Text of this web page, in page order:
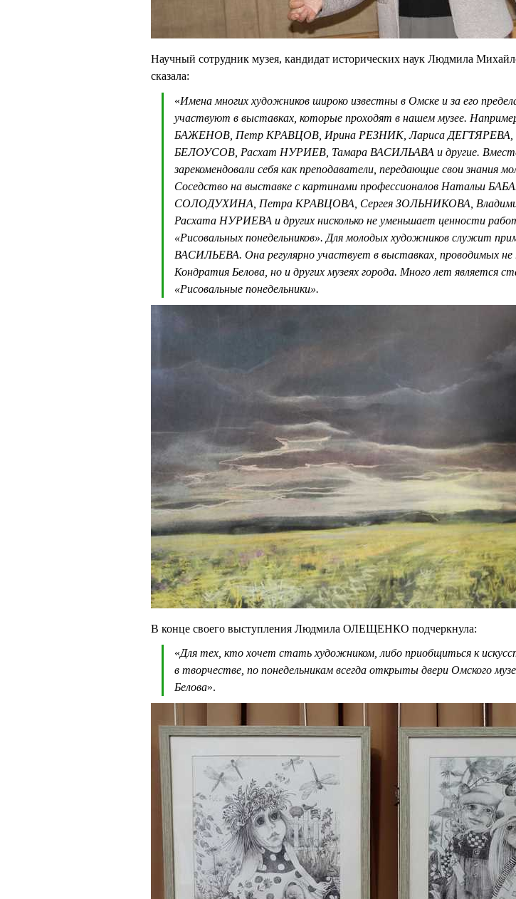
Научный сотрудник музея, кандидат исторических наук Людмила
сказала:
«Имена многих художников широко известны в Омске и за его
участвуют в выставках, которые проходят в нашем музее.
БАЖЕНОВ, Петр КРАВЦОВ, Ирина РЕЗНИК, Лариса ДЕГТЯРЕВА,
БЕЛОУСОВ, Расхат НУРИЕВ, Тамара ВАСИЛЬАВА и другие.
зарекомендовали себя как преподаватели, передающие свои знания
Соседство на выставке с картинами профессионалов Натальи
СОЛОДУХИНА, Петра КРАВЦОВА, Сергея ЗОЛЬНИКОВА,
Расхата НУРИЕВА и других нисколько не уменьшает ценности
«Рисовальных понедельников». Для молодых художников служит
ВАСИЛЬЕВА. Она регулярно участвует в выставках, проводимых не
Кондратия Белова, но и других музеях города. Много лет является
«Рисовальные понедельники».
В конце своего выступления Людмила ОЛЕЩЕНКО подчеркнула:
«Для тех, кто хочет стать художником, либо приобщиться к
в творчестве, по понедельникам всегда открыты двери Омского
Белова».